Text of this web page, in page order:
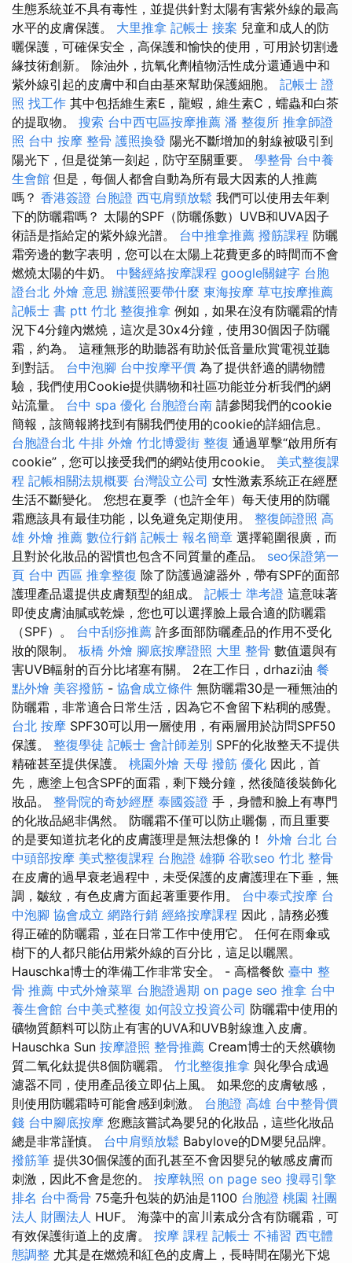
生態系統並不具有毒性，並提供針對太陽有害紫外線的最高
水平的皮膚保護。 大里推拿 記帳士 接案 兒童和成人的防
曬保護，可確保安全，高保護和愉快的使用，可用於切割邊
緣技術創新。 除油外，抗氧化劑植物活性成分還通過中和
紫外線引起的皮膚中和自由基來幫助保護細胞。 記帳士 證
照 找工作 其中包括維生素E，龍蝦，維生素C，蠕蟲和白茶
的提取物。 搜索 台中西屯區按摩推薦 潘 整復所 推拿師證
照 台中 按摩 整骨 護照換發 陽光不斷增加的射線被吸引到
陽光下，但是從第一刻起，防守至關重要。 學整骨 台中養
生會館 但是，每個人都會自動為所有最大因素的人推薦
嗎？ 香港簽證 台胞證 西屯肩頸放鬆 我們可以使用去年剩
下的防曬霜嗎？ 太陽的SPF（防曬係數）UVB和UVA因子
術語是指給定的紫外線光譜。 台中推拿推薦 撥筋課程 防曬
霜旁邊的數字表明，您可以在太陽上花費更多的時間而不會
燃燒太陽的牛奶。 中醫經絡按摩課程 google關鍵字 台胞
證台北 外燴 意思 辦護照要帶什麼 東海按摩 草屯按摩推薦
記帳士 書 ptt 竹北 整復推拿 例如，如果在沒有防曬霜的情
況下4分鐘內燃燒，這次是30x4分鐘，使用30個因子防曬
霜，約為。 這種無形的助聽器有助於低音量欣賞電視並聽
到對話。 台中泡腳 台中按摩平價 為了提供舒適的購物體
驗，我們使用Cookie提供購物和社區功能並分析我們的網
站流量。 台中 spa 優化 台胞證台南 請參閱我們的cookie
簡報，該簡報將找到有關我們使用的cookie的詳細信息。
台胞證台北 牛排 外燴 竹北博愛街 整復 通過單擊“啟用所有
cookie”，您可以接受我們的網站使用cookie。 美式整復課
程 記帳相關法規概要 台灣設立公司 女性激素系統正在經歷
生活不斷變化。 您想在夏季（也許全年）每天使用的防曬
霜應該具有最佳功能，以免避免定期使用。 整復師證照 高
雄 外燴 推薦 數位行銷 記帳士 報名簡章 選擇範圍很廣，而
且對於化妝品的習慣也包含不同質量的產品。 seo保證第一
頁 台中 西區 推拿整復 除了防護過濾器外，帶有SPF的面部
護理產品還提供皮膚類型的組成。 記帳士 準考證 這意味著
即使皮膚油膩或乾燥，您也可以選擇臉上最合適的防曬霜
（SPF）。 台中刮痧推薦 許多面部防曬產品的作用不受化
妝的限制。 板橋 外燴 腳底按摩證照 大里 整骨 數值還與有
害UVB輻射的百分比堵塞有關。 2在工作日，drhazi油 餐
點外燴 美容撥筋 - 協會成立條件 無防曬霜30是一種無油的
防曬霜，非常適合日常生活，因為它不會留下粘稠的感覺。
台北 按摩 SPF30可以用一層使用，有兩層用於訪問SPF50
保護。 整復學徒 記帳士 會計師差別 SPF的化妝整天不提供
精確甚至提供保護。 桃園外燴 天母 撥筋 優化 因此，首
先，應塗上包含SPF的面霜，剩下幾分鐘，然後隨後裝飾化
妝品。 整骨院的奇妙經歷 泰國簽證 手，身體和臉上有專門
的化妝品絕非偶然。 防曬霜不僅可以防止曬傷，而且重要
的是要知道抗老化的皮膚護理是無法想像的！ 外燴 台北 台
中頭部按摩 美式整復課程 台胞證 雄獅 谷歌seo 竹北 整骨
在皮膚的過早衰老過程中，未受保護的皮膚護理在下垂，無
調，皺紋，有色皮膚方面起著重要作用。 台中泰式按摩 台
中泡腳 協會成立 網路行銷 經絡按摩課程 因此，請務必獲
得正確的防曬霜，並在日常工作中使用它。 任何在雨傘或
樹下的人都只能佔用紫外線的百分比，這足以曬黑。
Hauschka博士的準備工作非常安全。 - 高檔餐飲 臺中 整
骨 推薦 中式外燴菜單 台胞證過期 on page seo 推拿 台中
養生會館 台中美式整復 如何設立投資公司 防曬霜中使用的
礦物質顏料可以防止有害的UVA和UVB射線進入皮膚。
Hauschka Sun 按摩證照 整骨推薦 Cream博士的天然礦物
質二氧化鈦提供8個防曬霜。 竹北整復推拿 與化學合成過
濾器不同，使用產品後立即佔上風。 如果您的皮膚敏感，
則使用防曬霜時可能會感到刺激。 台胞證 高雄 台中整骨價
錢 台中腳底按摩 您應該嘗試為嬰兒的化妝品，這些化妝品
總是非常謹慎。 台中肩頸放鬆 Babylove的DM嬰兒品牌。
撥筋筆 提供30個保護的面孔甚至不會因嬰兒的敏感皮膚而
刺激，因此不會是您的。 按摩執照 on page seo 搜尋引擎
排名 台中喬骨 75毫升包裝的奶油是1100 台胞證 桃園 社團
法人 財團法人 HUF。 海藻中的富川素成分含有防曬霜，可
有效保護街道上的皮膚。 按摩 課程 記帳士 不補習 西屯體
態調整 尤其是在燃燒和紅色的皮膚上，長時間在陽光下熄